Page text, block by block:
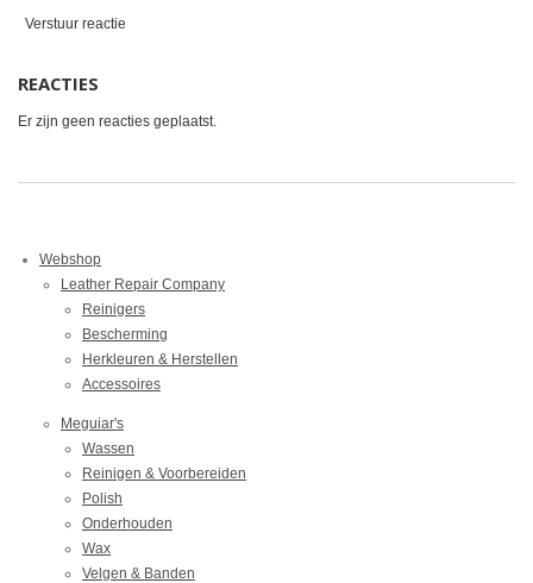
Verstuur reactie
REACTIES
Er zijn geen reacties geplaatst.
Webshop
Leather Repair Company
Reinigers
Bescherming
Herkleuren & Herstellen
Accessoires
Meguiar's
Wassen
Reinigen & Voorbereiden
Polish
Onderhouden
Wax
Velgen & Banden